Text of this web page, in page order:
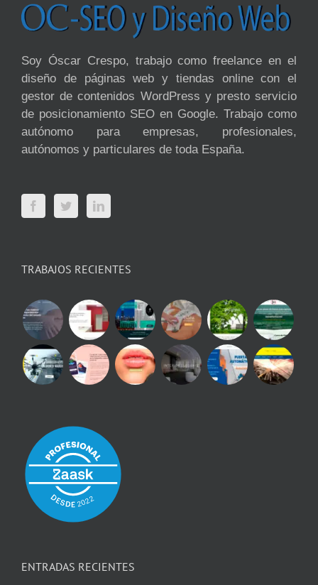
Soy Óscar Crespo, trabajo como freelance en el
diseño de páginas web y tiendas online con el
gestor de contenidos WordPress y presto servicio
de posicionamiento SEO en Google. Trabajo como
autónomo para empresas, profesionales,
autónomos y particulares de toda España.
TRABAJOS RECIENTES
ENTRADAS RECIENTES